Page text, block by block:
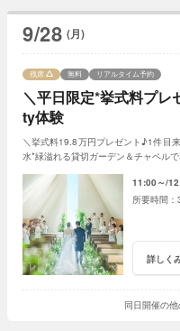
9/28 (月)
＼平日限定*挙式料プ
ty体験
残席 無料 リアルタイム予約
＼挙式料19.8万円プレゼント♪1件目
水*緑溢れる貸切ガーデン＆チャペル
11:00～
詳しく
同日開催の